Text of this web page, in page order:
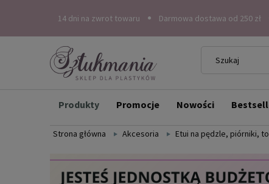
14 dni na zwrot towaru Darmowa dostawa od 250 zł
Produkty Promocje Nowości
Strona główna Akcesoria Etui na pędzle, piórniki,